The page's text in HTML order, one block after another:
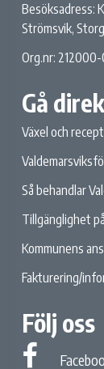
Besöksadress:
Strömsvik,
Org.nr: 212000-
Gå
Växel och
Så behandlar
Tillgänglighet
Kommunens
Fakturering/
Följ oss